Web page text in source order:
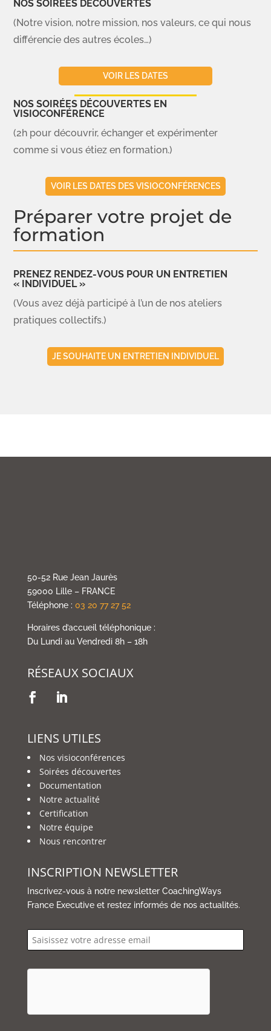
NOS SOIRÉES DÉCOUVERTES
(Notre vision, notre mission, nos valeurs, ce qui nous
différencie des autres écoles…)
VOIR LES DATES
NOS SOIRÉES DÉCOUVERTES EN
VISIOCONFÉRENCE
(2h pour découvrir, échanger et expérimenter
comme si vous étiez en formation.)
VOIR LES DATES DES VISIOCONFÉRENCES
Préparer votre projet de
formation
PRENEZ RENDEZ-VOUS POUR UN ENTRETIEN
« INDIVIDUEL »
(Vous avez déjà participé à l’un de nos ateliers
pratiques collectifs.)
JE SOUHAITE UN ENTRETIEN INDIVIDUEL
50-52 Rue Jean Jaurès
59000 Lille – FRANCE
Téléphone : 03 20 77 27 52
Horaires d’accueil téléphonique :
Du Lundi au Vendredi 8h – 18h
RÉSEAUX SOCIAUX
LIENS UTILES
Nos visioconférences
Soirées découvertes
Documentation
Notre actualité
Certification
Notre équipe
Nous rencontrer
INSCRIPTION NEWSLETTER
Inscrivez-vous à notre newsletter CoachingWays
France Executive et restez informés de nos actualités.
email